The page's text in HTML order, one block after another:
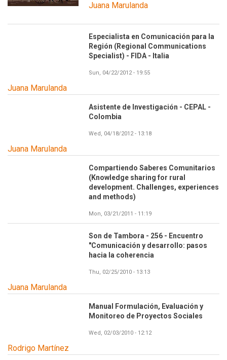
Juana Marulanda
Especialista en Comunicación para la
Región (Regional Communications
Specialist) - FIDA - Italia
Sun, 04/22/2012 - 19:55
Juana Marulanda
Asistente de Investigación - CEPAL -
Colombia
Wed, 04/18/2012 - 13:18
Juana Marulanda
Compartiendo Saberes Comunitarios
(Knowledge sharing for rural
development. Challenges, experiences
and methods)
Mon, 03/21/2011 - 11:19
Son de Tambora - 256 - Encuentro
"Comunicación y desarrollo: pasos
hacia la coherencia
Thu, 02/25/2010 - 13:13
Juana Marulanda
Manual Formulación, Evaluación y
Monitoreo de Proyectos Sociales
Wed, 02/03/2010 - 12:12
Rodrigo Martínez